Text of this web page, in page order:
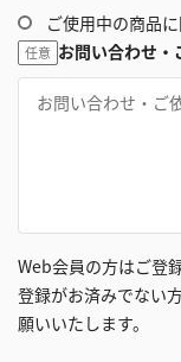
ご使用中の商品
任意 お問い合わせ・
Web会員の方はご登
登録がお済みでない
願いいたします。